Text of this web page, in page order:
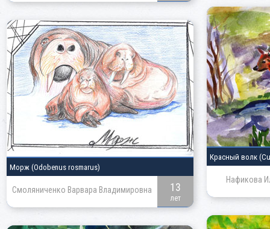
Красный волк
Нафикова
Морж (Odobenus rosmarus)
Смоляниченко Варвара Владимировна 13
лет